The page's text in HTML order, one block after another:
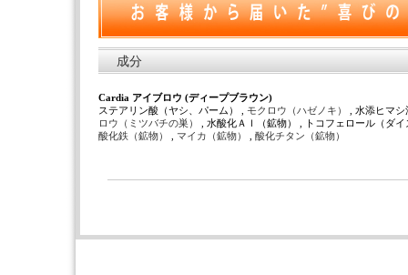
成分
Cardia アイブロウ (ディープブラウン)
ステアリン酸（ヤシ、パーム） , モクロウ（ハゼノキ）
, 水添ヒマ
ロウ（ミツバチの巣）
, 水酸化Ａｌ（鉱物） , トコフェロール（ダ
酸化鉄（鉱物）
マイカ（鉱物） 酸化チタン（鉱物）